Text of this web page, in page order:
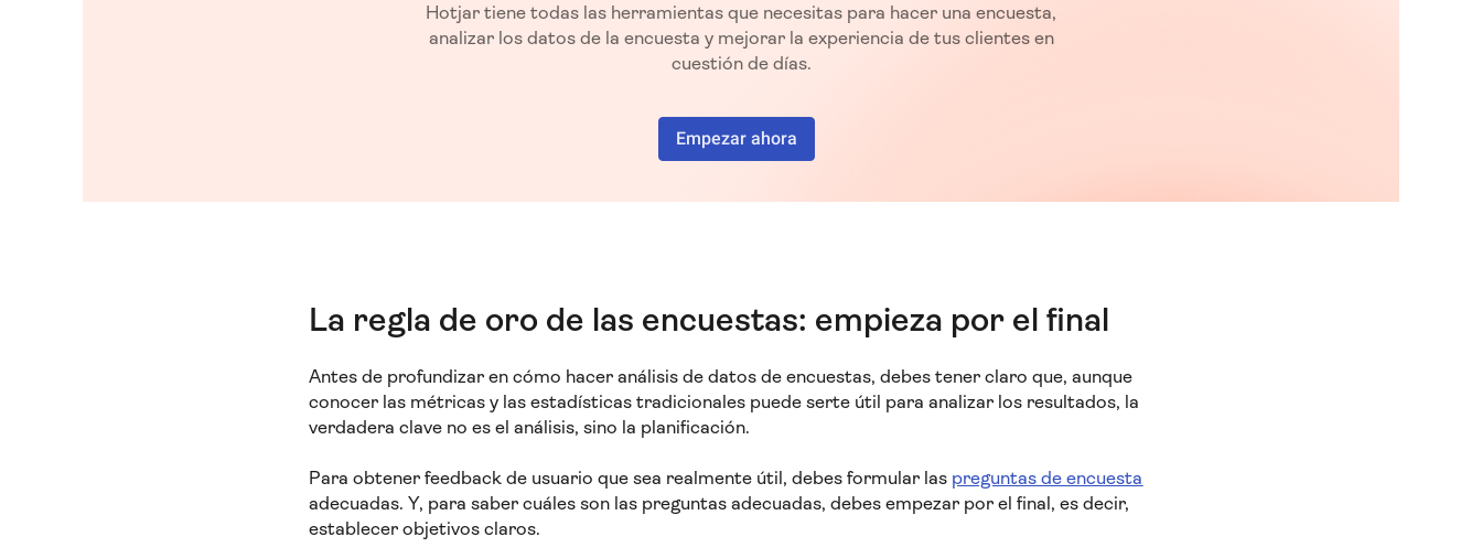
Hotjar tiene todas las herramientas que necesitas para hacer una encuesta,
analizar los datos de la encuesta y mejorar la experiencia de tus clientes en
cuestión de días.
Empezar ahora
La regla de oro de las encuestas: empieza por el final
Antes de profundizar en cómo hacer análisis de datos de encuestas, debes tener claro que, aunque
conocer las métricas y las estadísticas tradicionales puede serte útil para analizar los resultados, la
verdadera clave no es el análisis, sino la planificación.
Para obtener feedback de usuario que sea realmente útil, debes formular las preguntas de encuesta
adecuadas. Y, para saber cuáles son las preguntas adecuadas, debes empezar por el final, es decir,
establecer objetivos claros.